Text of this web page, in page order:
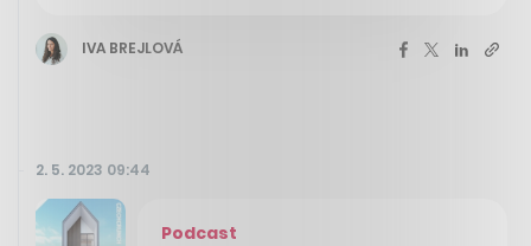
IVA BREJLOVÁ
2. 5. 2023 09:44
Podcast